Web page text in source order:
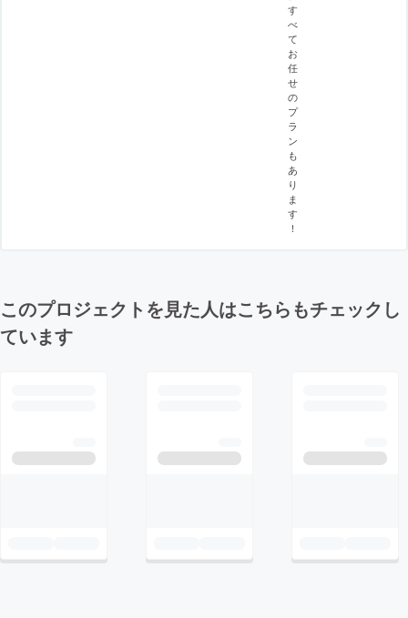
す
べ
て
お
任
せ
の
プ
ラ
ン
も
あ
り
ま
す
！
このプロジェクトを見た人はこちらもチェックし
ています